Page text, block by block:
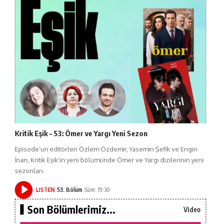
Kritik Eşik – 53: Ömer ve Yargı Yeni Sezon
Episode’un editörleri Özlem Özdemir, Yasemin Şefik ve Engin
İnan, Kritik Eşik'in yeni bölümünde Ömer ve Yargı dizilerinin yeni
sezonları.
LISTEN 53. Bölüm Süre: 19:30
Son Bölümlerimiz... Video